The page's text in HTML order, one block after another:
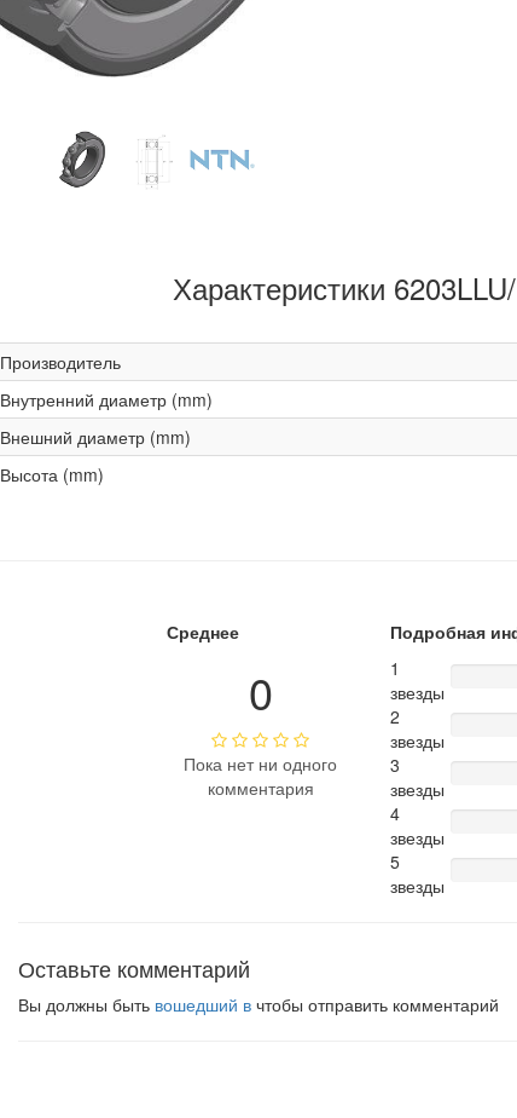
Характеристики
Производитель
Внутренний диаметр (mm)
Внешний диаметр (mm)
Высота (mm)
Среднее
0
Пока нет ни одного
комментария
Подробная
1
звезды
2
звезды
3
звезды
4
звезды
5
звезды
Оставьте комментарий
Вы должны быть вошедший в чтобы отправить комментарий